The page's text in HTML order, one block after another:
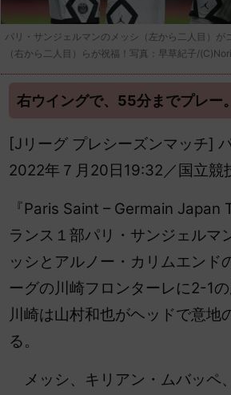
パリ・サンジェルマンのメッシ（左から二人目）が
（右から二人目）らが祝福！写真：早草紀子/
右ウイングで、55分までプレー。
[Jリーグ プレシーズンマッチ]
2022年７月20日19:32／国立競
『Paris Saint – Germain Japan
ランス１部パリ・サンジェルマ
ッシと アルノー・カリムエンド
ーグの川崎フロンターレに2-1の
川崎は山村和也がヘッドで意地
る。
メッシ、キリアン・ムバッペ